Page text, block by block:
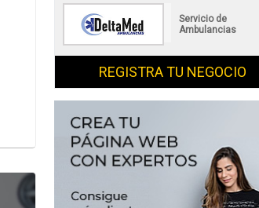
Servicio de
Ambulancias
REGISTRA TU NEGOCIO